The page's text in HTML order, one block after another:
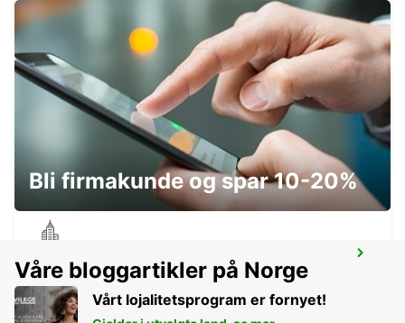
LANGENFELD - GERMANY
ESSEN WERDEN
ESSEN - GERMANY
HAGEN
HAGEN - GERMANY
Bli firmakunde og spar 10-20%
Våre bloggartikler på Norge
Vårt lojalitetsprogram er fornyet!